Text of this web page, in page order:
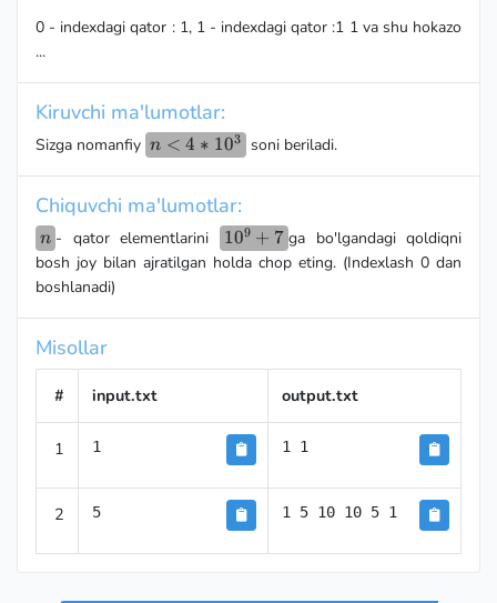
0 - indexdagi qator : 1, 1 - indexdagi qator :1 1 va shu hokazo
...
Kiruvchi ma'lumotlar:
Sizga nomanfiy n<4*10^3
n < 4 ∗ 103 soni beriladi.
Chiquvchi ma'lumotlar:
n
n - qator elementlarini 10^9+7
109 + 7 ga bo'lgandagi qoldiqni
bosh joy bilan ajratilgan holda chop eting. (Indexlash 0 dan
boshlanadi)
Misollar
# input.txt output.txt
1 1 1 1
2 5 1 5 10 10 5 1